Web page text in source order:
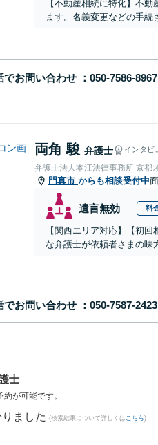
【不動産相続に特化】不
ます。名義変更などの手続
でお問い合わせ
両角 駿 弁護士 インタビ
弁護士法人本江法律事務所 京都
門真市 からも相談受付中
遺言無効 料
【関西エリア対応】【初
な弁護士が依頼者さまの味
でお問い合わせ
士
が可能です。
ました (検索結果について詳しくは こちら)